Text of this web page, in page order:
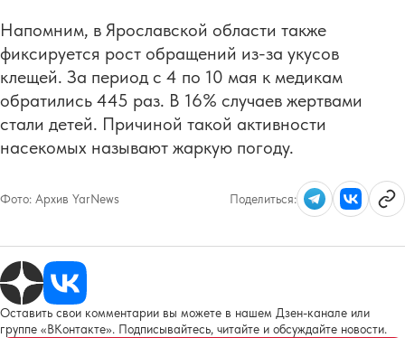
Напомним, в Ярославской области также
фиксируется рост обращений из-за укусов
клещей. За период с 4 по 10 мая к медикам
обратились 445 раз. В 16% случаев жертвами
стали детей. Причиной такой активности
насекомых называют жаркую погоду.
Фото: Архив YarNews Поделиться:
Оставить свои комментарии вы можете в нашем Дзен-канале или
группе «ВКонтакте». Подписывайтесь, читайте и обсуждайте новости.